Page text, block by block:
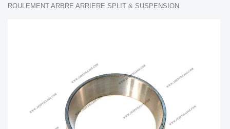
ROULEMENT ARBRE ARRIERE SPLIT & SUSPENSION